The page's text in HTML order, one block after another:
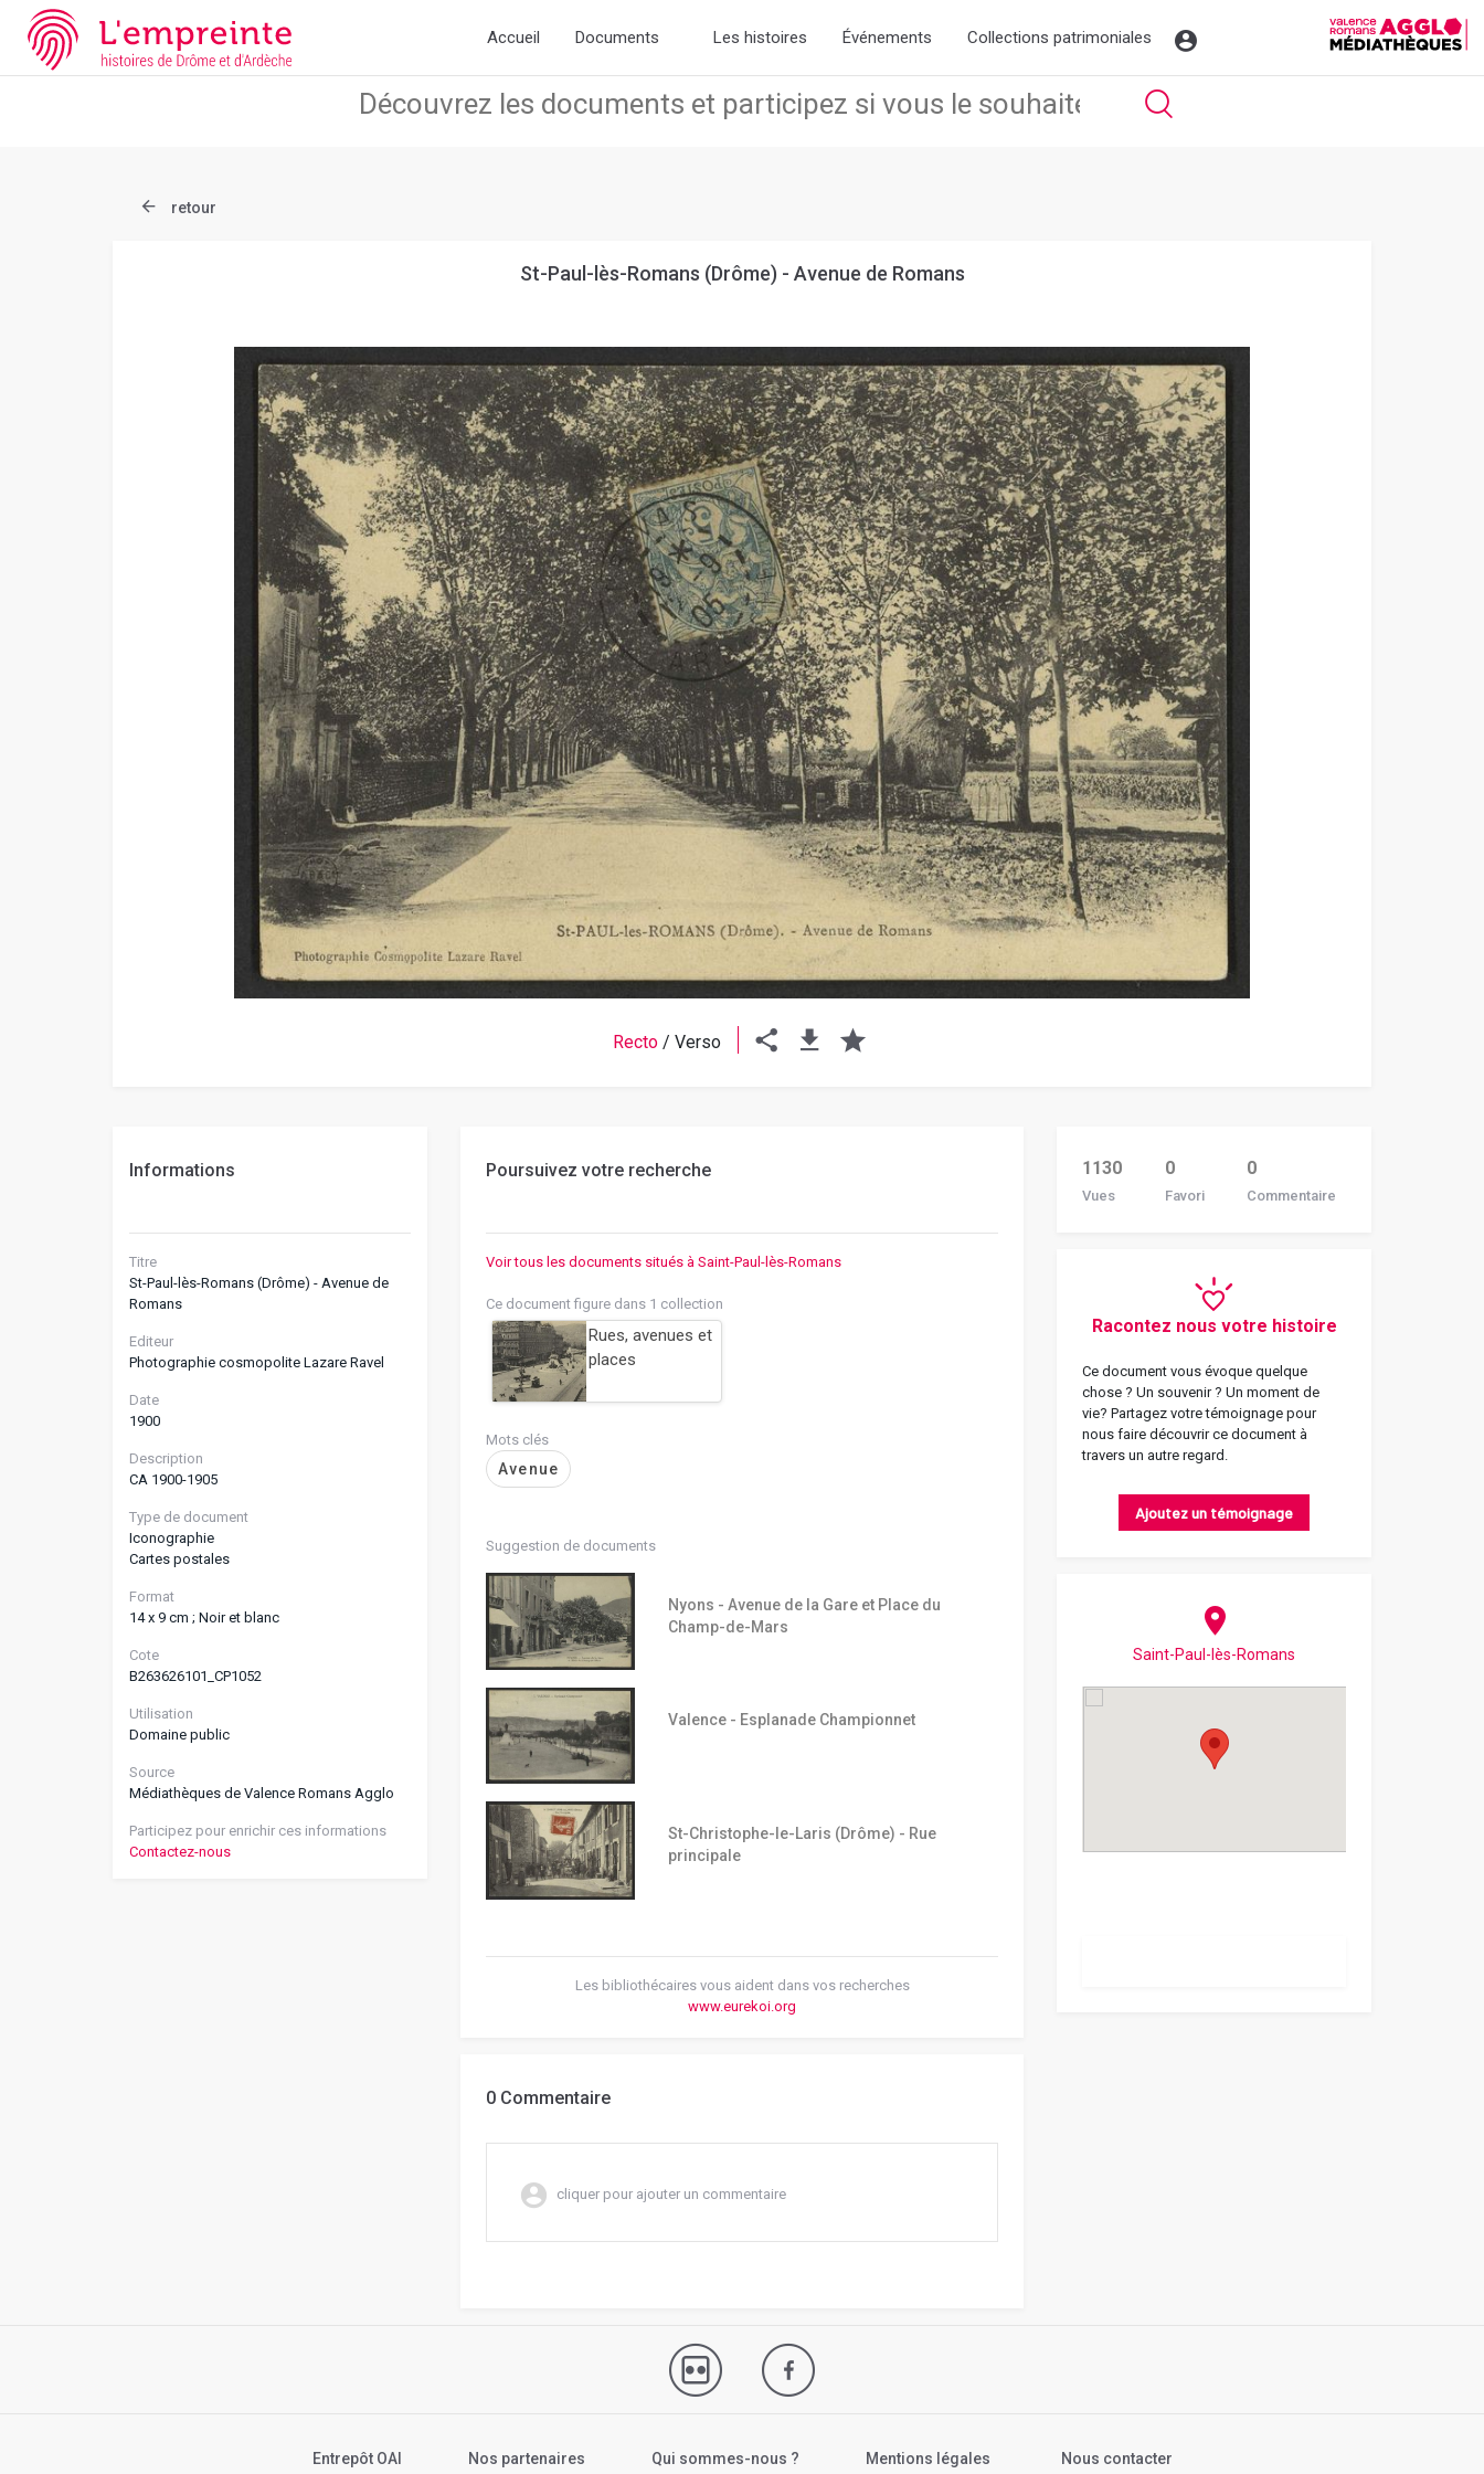
Array ( [slug] => document [ref] => B263626101_CP1052 )
Accueil Documents Les histoires Événements Collections patrimoniales
retour
St-Paul-lès-Romans (Drôme) - Avenue de Romans
Recto/ Verso
Informations
Titre
St-Paul-lès-Romans (Drôme) - Avenue de
Romans
Editeur
Photographie cosmopolite Lazare Ravel
Date
1900
Description
CA 1900-1905
Type de document
Iconographie
Cartes postales
Format
14 x 9 cm ; Noir et blanc
Cote
B263626101_CP1052
Utilisation
Domaine public
Source
Médiathèques de Valence Romans Agglo
Participez pour enrichir ces informations
Contactez-nous
Poursuivez votre recherche
Voir tous les documents situés à Saint-Paul-lès-Romans
Ce document figure dans 1 collection
Rues, avenues et
places
Mots clés
Avenue
Suggestion de documents
Nyons - Avenue de la Gare et Place du
Champ-de-Mars
Valence - Esplanade Championnet
St-Christophe-le-Laris (Drôme) - Rue
principale
Les bibliothécaires vous aident dans vos recherches
www.eurekoi.org
0 Commentaire
cliquer pour ajouter un commentaire
1130
Vues
0
Favori
0
Commentaire
Racontez nous votre histoire
Ce document vous évoque quelque
chose ? Un souvenir ? Un moment de
vie? Partagez votre témoignage pour
nous faire découvrir ce document à
travers un autre regard.
Ajoutez un témoignage
Saint-Paul-lès-Romans
Entrepôt OAI Nos partenaires Qui sommes-nous ? Mentions légales Nous contacter